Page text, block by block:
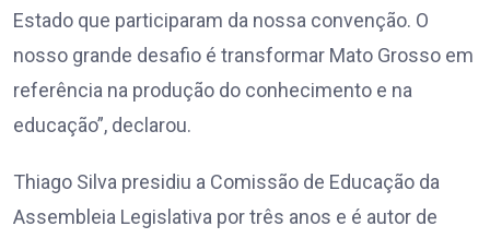
Estado que participaram da nossa convenção. O
nosso grande desafio é transformar Mato Grosso em
referência na produção do conhecimento e na
educação”, declarou.
Thiago Silva presidiu a Comissão de Educação da
Assembleia Legislativa por três anos e é autor de